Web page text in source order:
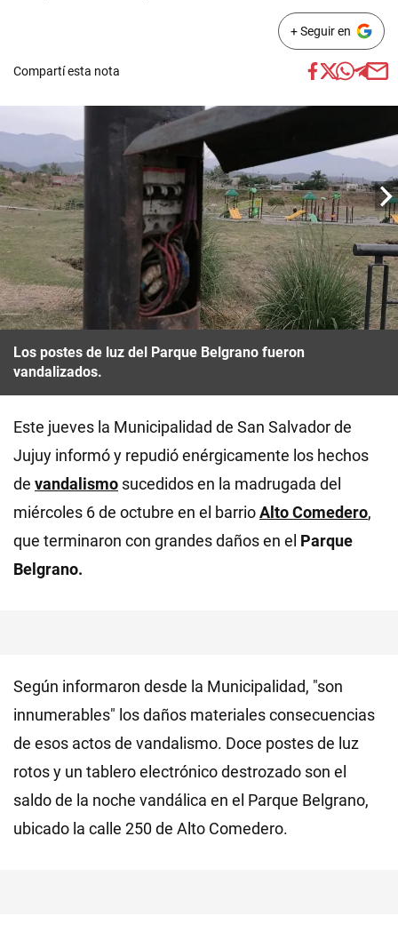
+ Seguir en
Compartí esta nota
Los postes de luz del Parque Belgrano fueron
vandalizados.
Este jueves la Municipalidad de San Salvador de
Jujuy informó y repudió enérgicamente los hechos
de vandalismo sucedidos en la madrugada del
miércoles 6 de octubre en el barrioAlto Comedero,
que terminaron con grandes daños en el Parque
Belgrano.
Según informaron desde la Municipalidad, "son
innumerables" los daños materiales consecuencias
de esos actos de vandalismo. Doce postes de luz
rotos y un tablero electrónico destrozado son el
saldo de la noche vandálica en el Parque Belgrano,
ubicado la calle 250 de Alto Comedero.